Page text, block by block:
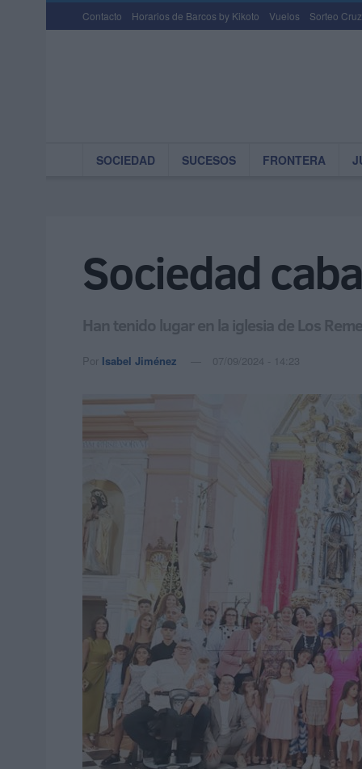
Contacto Horarios de Barcos by Kikoto Vuelos Sorteo
SOCIEDAD SUCESOS FRONTERA
Sociedad
Han tenido lugar en la iglesia de Los
Por Isabel Jiménez 07/09/2024 - 14:23